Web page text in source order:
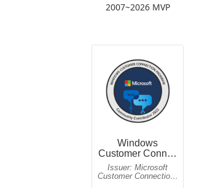
2007~2026 MVP